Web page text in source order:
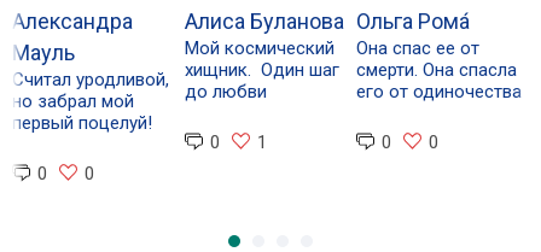
Александра
Мауль
Считал уродливой,
но забрал мой
первый поцелуй!
0 0
Алиса Буланова
Мой космический
хищник. Один шаг
до любви
0 1
Ольга Рома́
Она спас ее от
смерти. Она спасла
его от одиночества
0 0